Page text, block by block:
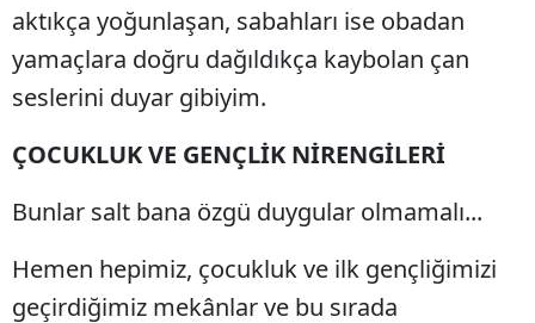
aktıkça yoğunlaşan, sabahları ise obadan
yamaçlara doğru dağıldıkça kaybolan çan
seslerini duyar gibiyim.
ÇOCUKLUK VE GENÇLİK NİRENGİLERİ
Bunlar salt bana özgü duygular olmamalı...
Hemen hepimiz, çocukluk ve ilk gençliğimizi
geçirdiğimiz mekânlar ve bu sırada